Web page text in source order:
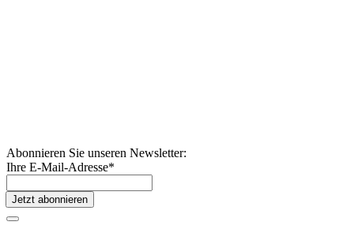
Abonnieren Sie unseren Newsletter:
Ihre E-Mail-Adresse*
Jetzt abonnieren